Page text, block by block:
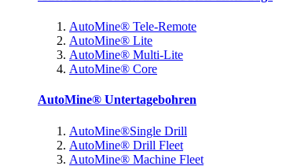
AutoMine® Tele-Remote
AutoMine® Lite
AutoMine® Multi-Lite
AutoMine® Core
AutoMine® Untertagebohren
AutoMine®Single Drill
AutoMine® Drill Fleet
AutoMine® Machine Fleet